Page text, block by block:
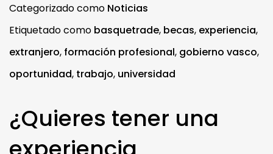
Categorizado como Noticias
Etiquetado como basquetrade, becas, experiencia,
extranjero, formación profesional, gobierno vasco,
oportunidad, trabajo, universidad
¿Quieres tener una